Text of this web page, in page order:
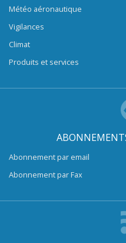
Météo aéronautique
Vigilances
Climat
Produits et services
Abonnement par email
Abonnement par Fax